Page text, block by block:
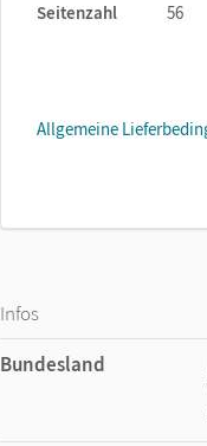
Seitenzahl
56
Allgemeine
Infos
Bundesland